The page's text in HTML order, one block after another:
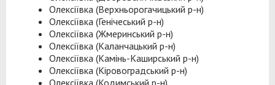
Олексіївка (Верхньорогачицький р-н)
Олексіївка (Генічеський р-н)
Олексіївка (Жмеринський р-н)
Олексіївка (Каланчацький р-н)
Олексіївка (Камінь-Каширський р-н)
Олексіївка (Кіровоградський р-н)